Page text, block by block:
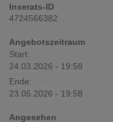
Inserats-ID
4724566382
Angebotszeitraum
Start:
24.03.2026 - 19:58
Ende:
23.05.2026 - 19:58
Angesehen